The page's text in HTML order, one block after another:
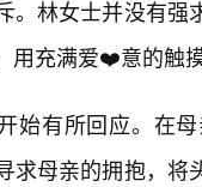
。林女士并没有
用充满爱❤️意的触
始有所回应。在
求母亲的拥抱，